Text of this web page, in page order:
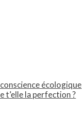
écologique
t’elle la perfection ?